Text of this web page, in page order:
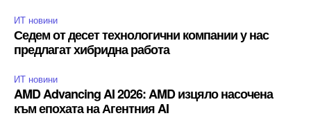
ИТ новини
Седем от десет технологични компании у нас
предлагат хибридна работа
ИТ новини
AMD Advancing AI 2026: AMD изцяло насочена
към епохата на Агентния AI